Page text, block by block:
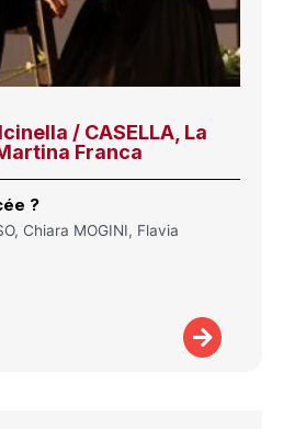
/ CASELLA, La
Franca
?
Chiara MOGINI, Flavia